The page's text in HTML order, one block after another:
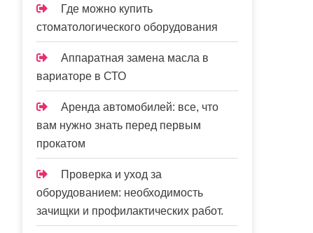
Где можно купить
стоматологического оборудования
Аппаратная замена масла в
вариаторе в СТО
Аренда автомобилей: все, что
вам нужно знать перед первым
прокатом
Проверка и уход за
оборудованием: необходимость
зачищки и профилактических работ.